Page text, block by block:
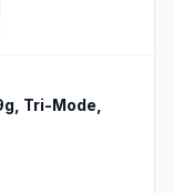
Tri-Mode,